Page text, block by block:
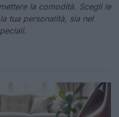
la comodità. Scegli le
tua personalità, sia nel